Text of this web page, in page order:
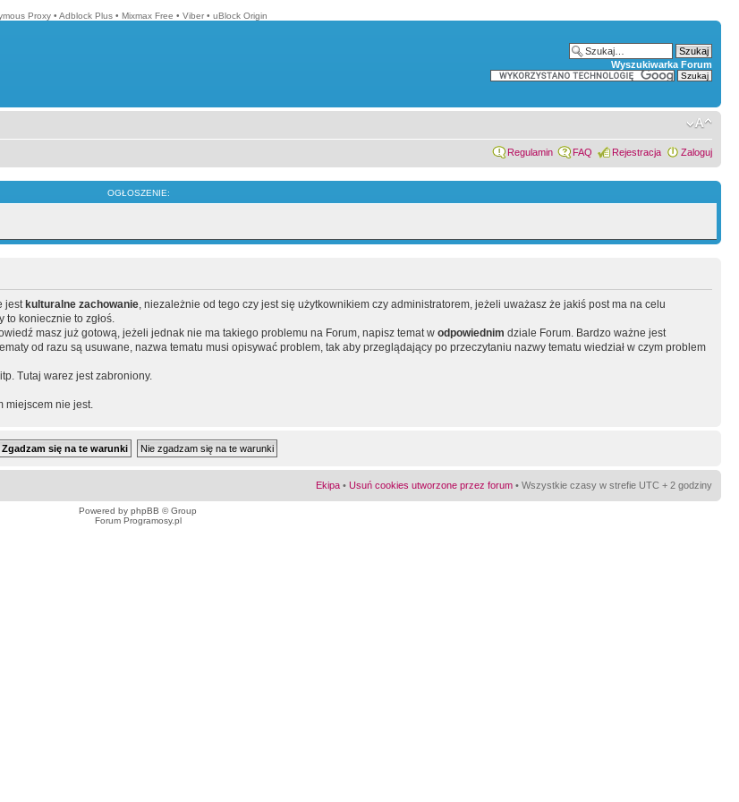
Proxy • Adblock Plus • Mixmax Free • Viber • uBlock Origin
Wyszukiwarka Forum
Regulamin FAQ Rejestracja Zaloguj
OGŁOSZENIE:
jest kulturalne zachowanie, niezależnie od tego czy jest się użytkownikiem czy administratorem, jeżeli uważasz że jakiś post ma na celu
koniecznie to zgłoś.
masz już gotową, jeżeli jednak nie ma takiego problemu na Forum, napisz temat w odpowiednim dziale Forum. Bardzo ważne jest
od razu są usuwane, nazwa tematu musi opisywać problem, tak aby przeglądający po przeczytaniu nazwy tematu wiedział w czym problem
Tutaj warez jest zabroniony.
miejscem nie jest.
Ekipa • Usuń cookies utworzone przez forum • Wszystkie czasy w strefie UTC + 2 godziny
Powered by phpBB © Group
Forum Programosy.pl